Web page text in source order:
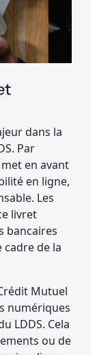
dans la
Par
en avant
en ligne,
Les
livret
bancaires
de la
Mutuel
numériques
LDDS. Cela
ou de